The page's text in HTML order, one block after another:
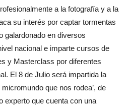
a la fotografía y a la
su interés por captar tormentas
galardonado en diversos
nacional e imparte cursos de
y Masterclass por diferentes
El 8 de Julio será impartida la
que nos rodea’, de
experto que cuenta con una